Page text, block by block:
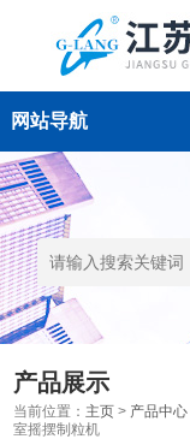
网站导航
产品展示
当前位置： 主页 > 产品中心
室摇摆制粒机